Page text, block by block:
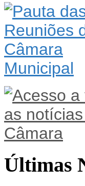
Últimas